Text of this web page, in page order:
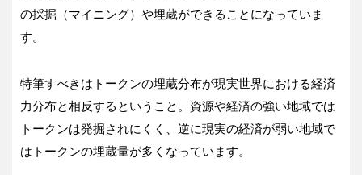
の採掘（マイニング）や埋蔵ができることになっていま
す。
特筆すべきはトークンの埋蔵分布が現実世界における経済
力分布と相反するということ。資源や経済の強い地域では
トークンは発掘されにくく、逆に現実の経済が弱い地域で
はトークンの埋蔵量が多くなっています。